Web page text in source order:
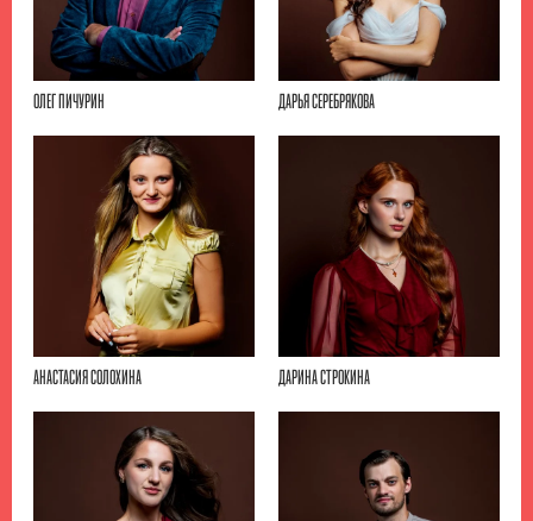
ОЛЕГ ПИЧУРИН ДАРЬЯ СЕРЕБРЯКОВА
АНАСТАСИЯ СОЛОХИНА ДАРИНА СТРОКИНА